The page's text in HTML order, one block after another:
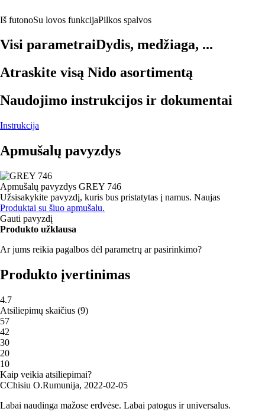
Iš futonoSu lovos funkcijaPilkos spalvos
Visi parametraiDydis, medžiaga, ...
Atraskite visą Nido asortimentą
Naudojimo instrukcijos ir dokumentai
Instrukcija
Apmušalų pavyzdys
Apmušalų pavyzdys GREY 746
Užsisakykite pavyzdį, kuris bus pristatytas į namus. Naujas
Produktai su šiuo apmušalu.
Gauti pavyzdį
Produkto užklausa
Ar jums reikia pagalbos dėl parametrų ar pasirinkimo?
Produkto įvertinimas
4.7
Atsiliepimų skaičius (9)
57
42
30
20
10
Kaip veikia atsiliepimai?
CChisiu O.Rumunija, 2022‑02‑05
Labai naudinga mažose erdvėse. Labai patogus ir universalus.